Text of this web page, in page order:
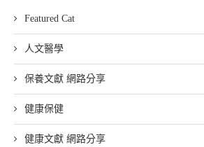
Featured Cat
人文醫學
保養文獻 網路分享
健康保健
健康文獻 網路分享